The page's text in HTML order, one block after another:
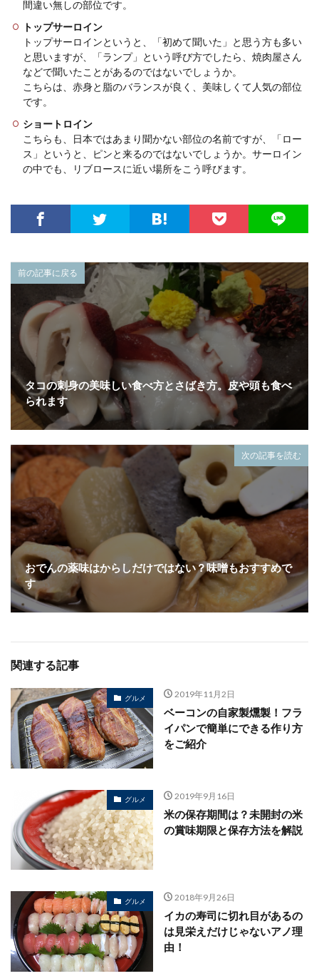
間違い無しの部位です。
トップサーロイン
トップサーロインというと、「初めて聞いた」と思う方も多い
と思いますが、「ランプ」という呼び方でしたら、焼肉屋さん
などで聞いたことがあるのではないでしょうか。
こちらは、赤身と脂のバランスが良く、美味しくて人気の部位
です。
ショートロイン
こちらも、日本ではあまり聞かない部位の名前ですが、「ロー
ス」というと、ピンと来るのではないでしょうか。サーロイン
の中でも、リブロースに近い場所をこう呼びます。
前の記事に戻る
タコの刺身の美味しい食べ方とさばき方。皮や頭も食べ
られます
次の記事を読む
おでんの薬味はからしだけではない？味噌もおすすめで
す
関連する記事
グルメ 2019年11月2日
ベーコンの自家製燻製！フラ
イパンで簡単にできる作り方
をご紹介
グルメ 2019年9月16日
米の保存期間は？未開封の米
の賞味期限と保存方法を解説
グルメ 2018年9月26日
イカの寿司に切れ目があるの
は見栄えだけじゃないアノ理
由！